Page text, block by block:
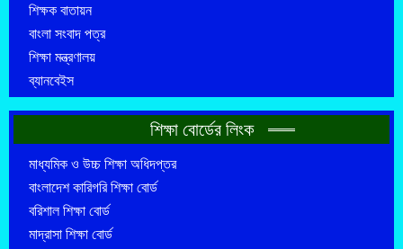
শিক্ষক বাতায়ন
বাংলা সংবাদ পত্র
শিক্ষা মন্ত্রণালয়
ব্যানবেইস
শিক্ষা বোর্ডের লিংক
মাধ্যমিক ও উচ্চ শিক্ষা অধিদপ্তর
বাংলাদেশ কারিগরি শিক্ষা বোর্ড
বরিশাল শিক্ষা বোর্ড
মাদ্রাসা শিক্ষা বোর্ড